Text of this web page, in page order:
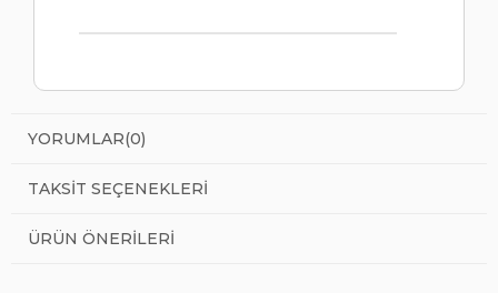
YORUMLAR(0)
TAKSIT SEÇENEKLERI
ÜRÜN ÖNERILERI